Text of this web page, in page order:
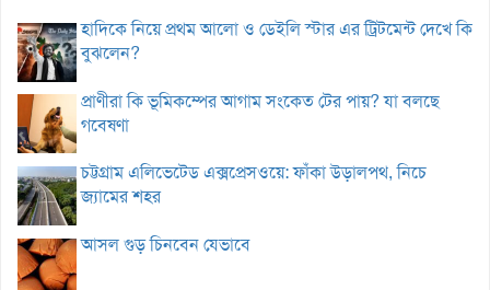
হাদিকে নিয়ে প্রথম আলো ও ডেইলি স্টার এর ট্রিটমেন্ট দেখে কি
বুঝলেন?
প্রাণীরা কি ভূমিকম্পের আগাম সংকেত টের পায়? যা বলছে
গবেষণা
চট্টগ্রাম এলিভেটেড এক্সপ্রেসওয়ে: ফাঁকা উড়ালপথ, নিচে
জ্যামের শহর
আসল গুড় চিনবেন যেভাবে